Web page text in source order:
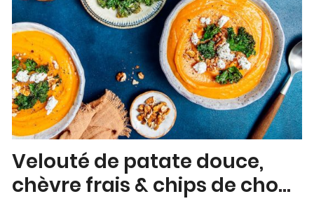
Velouté de patate douce,
chèvre frais & chips de chou